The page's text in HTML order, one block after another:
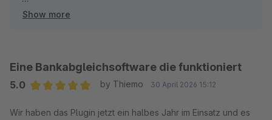
Tatsächlich arbeitet unser automatisches System im
Scoring-Verfahren und greift nur dann, wenn sowohl die
Bestellsumme als auch die Bestell- oder
übereinstimmen. Eine rein automatische Zuweisung über
Show more
Eine Bankabgleichsoftware die funktioniert
5.0
by Thiemo 30 April 2026 15:12
Wir haben das Plugin jetzt ein halbes Jahr im Einsatz und es